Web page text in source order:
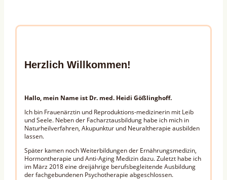
Herzlich Willkommen!
Hallo, mein Name ist Dr. med. Heidi Gößlinghoff.
Ich bin Frauenärztin und Reproduktions-medizinerin mit Leib
und Seele. Neben der Facharztausbildung habe ich mich in
Naturheilverfahren, Akupunktur und Neuraltherapie ausbilden
lassen.
Später kamen noch Weiterbildungen der Ernährungsmedizin,
Hormontherapie und Anti-Aging Medizin dazu. Zuletzt habe ich
im März 2018 eine dreijährige berufsbegleitende Ausbildung
der fachgebundenen Psychotherapie abgeschlossen.